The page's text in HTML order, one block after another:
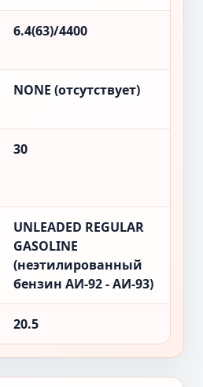
6.4(63)/4400
NONE (отсутствует)
30
UNLEADED REGULAR
GASOLINE
(неэтилированный
бензин АИ-92 - АИ-93)
20.5